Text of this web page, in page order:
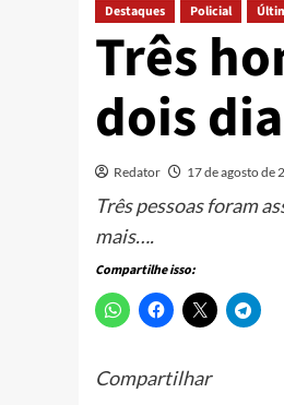
Destaques Policial
Três
dois
Redator 17 de agosto de
Três pessoas foram
mais….
Compartilhe isso:
Compartilhar